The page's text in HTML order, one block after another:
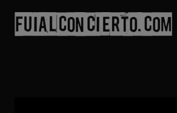
contenido